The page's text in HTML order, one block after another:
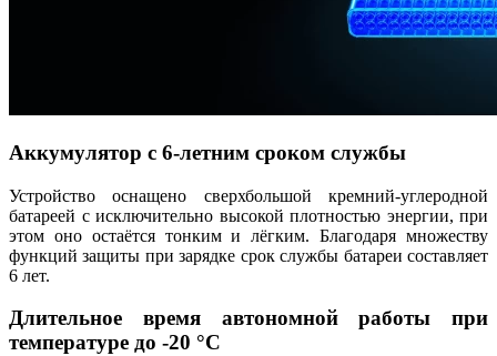
Аккумулятор с 6-летним сроком службы
Устройство оснащено сверхбольшой кремний-углеродной
батареей с исключительно высокой плотностью энергии, при
этом оно остаётся тонким и лёгким. Благодаря множеству
функций защиты при зарядке срок службы батареи составляет
6 лет.
Длительное время автономной работы при
температуре до -20 °C